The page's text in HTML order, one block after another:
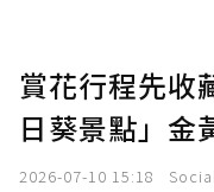
賞花行程先收
日葵景點」金
2026-07-10 15:18